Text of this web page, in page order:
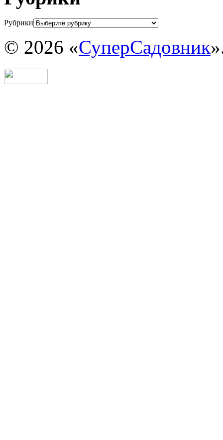
Рубрики
© 2026 «СуперСадовник